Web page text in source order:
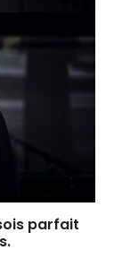
parfait